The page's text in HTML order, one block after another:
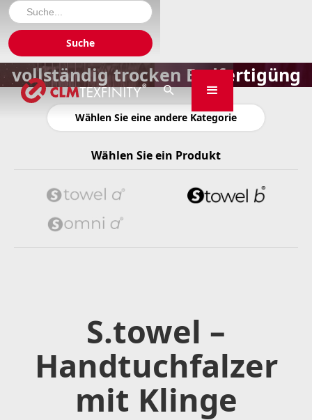

vollständig trocken Endfertigüng
Wählen Sie eine andere Kategorie
Wählen Sie ein Produkt
S.towel –
Handtuchfalzer
mit Klinge